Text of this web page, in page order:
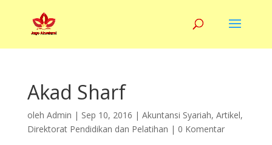
Akad Sharf
oleh Admin | Sep 10, 2016 | Akuntansi Syariah, Artikel,
Direktorat Pendidikan dan Pelatihan | 0 Komentar